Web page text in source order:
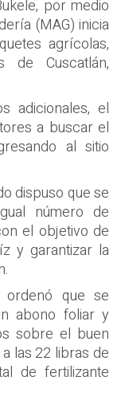
por medio
(MAG) inicia
agrícolas,
de Cuscatlán,
adicionales, el
a buscar el
al sitio
dispuso que se
número de
el objetivo de
y garantizar la
ordenó que se
abono foliar y
sobre el buen
las 22 libras de
de fertilizante